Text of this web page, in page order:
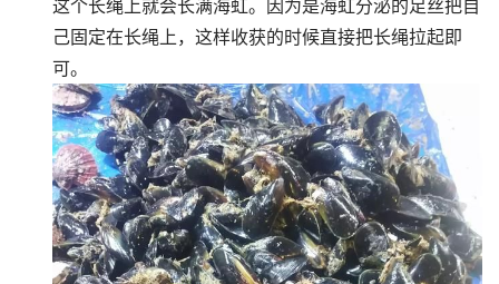
这个长绳上就会长满海虹。因为是海虹分泌的足丝把自
己固定在长绳上，这样收获的时候直接把长绳拉起即
可。